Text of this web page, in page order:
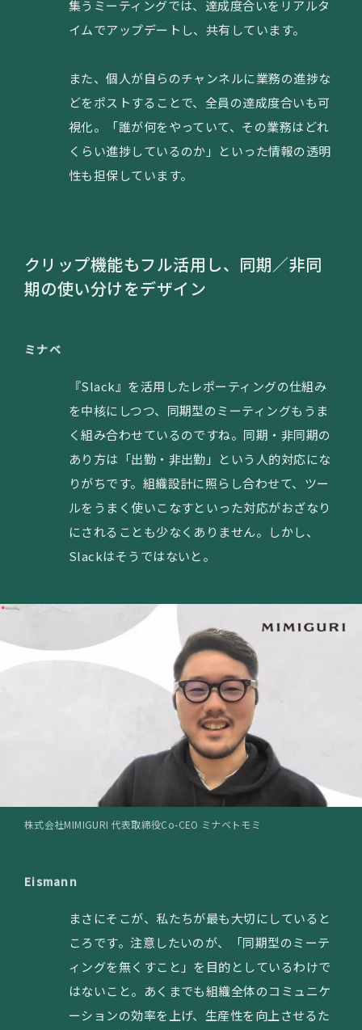
集うミーティングでは、達成度合いをリアルタ
イムでアップデートし、共有しています。
また、個人が自らのチャンネルに業務の進捗な
どをポストすることで、全員の達成度合いも可
視化。「誰が何をやっていて、その業務はどれ
くらい進捗しているのか」といった情報の透明
性も担保しています。
クリップ機能もフル活用し、同期／非同
期の使い分けをデザイン
ミナベ
『Slack』を活用したレポーティングの仕組み
を中核にしつつ、同期型のミーティングもうま
く組み合わせているのですね。同期・非同期の
あり方は「出勤・非出勤」という人的対応にな
りがちです。組織設計に照らし合わせて、ツー
ルをうまく使いこなすといった対応がおざなり
にされることも少なくありません。しかし、
Slackはそうではないと。
株式会社MIMIGURI 代表取締役Co-CEO ミナベトモミ
Eismann
まさにそこが、私たちが最も大切にしていると
ころです。注意したいのが、「同期型のミーテ
ィングを無くすこと」を目的としているわけで
はないこと。あくまでも組織全体のコミュニケ
ーションの効率を上げ、生産性を向上させるた